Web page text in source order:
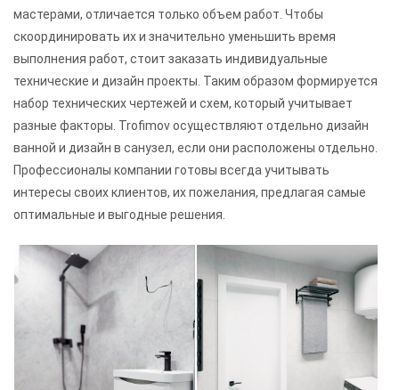
мастерами, отличается только объем работ. Чтобы
скоординировать их и значительно уменьшить время
выполнения работ, стоит заказать индивидуальные
технические и дизайн проекты. Таким образом формируется
набор технических чертежей и схем, который учитывает
разные факторы. Trofimov осуществляют отдельно дизайн
ванной и дизайн в санузел, если они расположены отдельно.
Профессионалы компании готовы всегда учитывать
интересы своих клиентов, их пожелания, предлагая самые
оптимальные и выгодные решения.